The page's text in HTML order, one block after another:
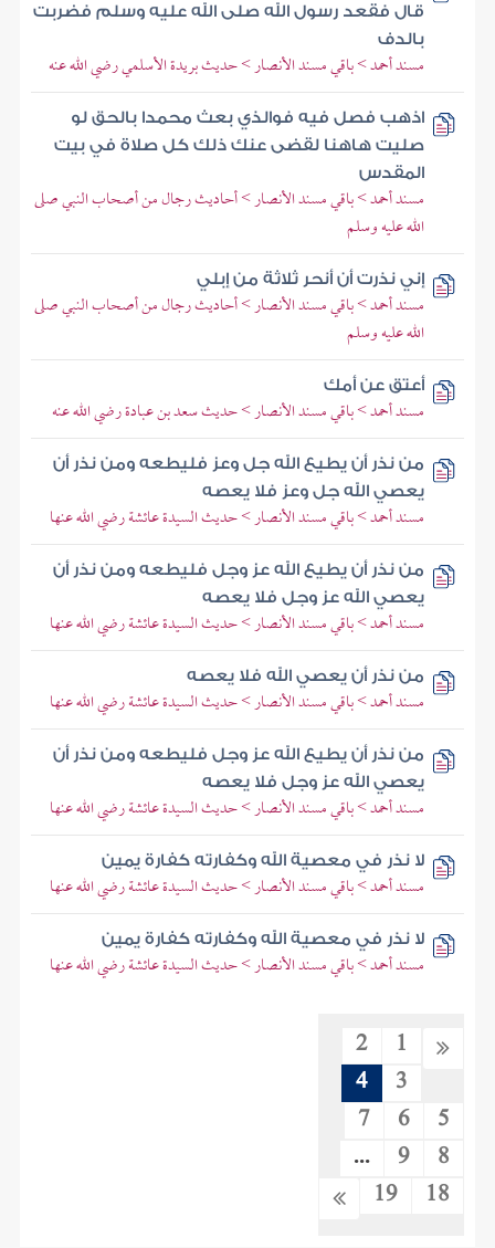
قال فقعد رسول الله صلى الله عليه وسلم فضربت
بالدف
مسند أحمد > باقي مسند الأنصار > حديث بريدة الأسلمي رضي الله عنه
اذهب فصل فيه فوالذي بعث محمدا بالحق لو
صليت هاهنا لقضى عنك ذلك كل صلاة في بيت
المقدس
مسند أحمد > باقي مسند الأنصار > أحاديث رجال من أصحاب النبي صلى
الله عليه وسلم
إني نذرت أن أنحر ثلاثة من إبلي
مسند أحمد > باقي مسند الأنصار > أحاديث رجال من أصحاب النبي صلى
الله عليه وسلم
أعتق عن أمك
مسند أحمد > باقي مسند الأنصار > حديث سعد بن عبادة رضي الله عنه
من نذر أن يطيع الله جل وعز فليطعه ومن نذر أن
يعصي الله جل وعز فلا يعصه
مسند أحمد > باقي مسند الأنصار > حديث السيدة عائشة رضي الله عنها
من نذر أن يطيع الله عز وجل فليطعه ومن نذر أن
يعصي الله عز وجل فلا يعصه
مسند أحمد > باقي مسند الأنصار > حديث السيدة عائشة رضي الله عنها
من نذر أن يعصي الله فلا يعصه
مسند أحمد > باقي مسند الأنصار > حديث السيدة عائشة رضي الله عنها
من نذر أن يطيع الله عز وجل فليطعه ومن نذر أن
يعصي الله عز وجل فلا يعصه
مسند أحمد > باقي مسند الأنصار > حديث السيدة عائشة رضي الله عنها
لا نذر في معصية الله وكفارته كفارة يمين
مسند أحمد > باقي مسند الأنصار > حديث السيدة عائشة رضي الله عنها
لا نذر في معصية الله وكفارته كفارة يمين
مسند أحمد > باقي مسند الأنصار > حديث السيدة عائشة رضي الله عنها
1
2
3
4
5
6
7
8
9
...
18
19